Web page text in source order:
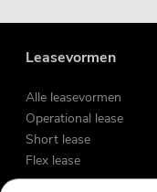
Leasevormen
Alle leasevormen
Operational lease
Short lease
Flex lease